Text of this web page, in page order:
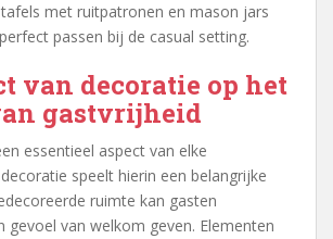
met ruitpatronen en mason jars
passen bij de casual setting.
van decoratie op het
gastvrijheid
essentieel aspect van elke
speelt hierin een belangrijke
ruimte kan gasten
gevoel van welkom geven. Elementen